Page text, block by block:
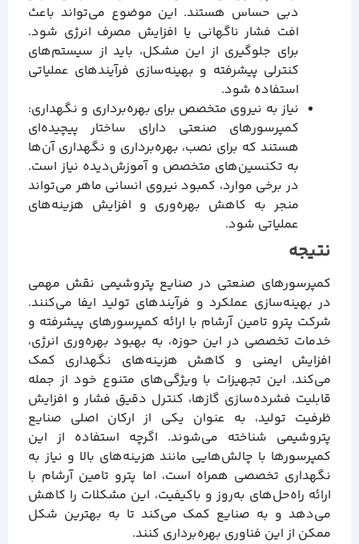
دبی حساس هستند. این موضوع می‌تواند باعث
افت فشار ناگهانی یا افزایش مصرف انرژی شود.
برای جلوگیری از این مشکل، باید از سیستم‌های
کنترلی پیشرفته و بهینه‌سازی فرآیندهای عملیاتی
استفاده شود.
نیاز به نیروی متخصص برای بهره‌برداری و نگهداری:
کمپرسورهای صنعتی دارای ساختار پیچیده‌ای
هستند که برای نصب، بهره‌برداری و نگهداری آن‌ها
به تکنسین‌های متخصص و آموزش‌دیده نیاز است.
در برخی موارد، کمبود نیروی انسانی ماهر می‌تواند
منجر به کاهش بهره‌وری و افزایش هزینه‌های
عملیاتی شود.
نتیجه
کمپرسورهای صنعتی در صنایع پتروشیمی نقش مهمی
در بهینه‌سازی عملکرد و فرآیندهای تولید ایفا می‌کنند.
شرکت پترو تامین آرشام با ارائه کمپرسورهای پیشرفته و
خدمات تخصصی در این حوزه، به بهبود بهره‌وری انرژی،
افزایش ایمنی و کاهش هزینه‌های نگهداری کمک
می‌کند. این تجهیزات با ویژگی‌های متنوع خود از جمله
قابلیت فشرده‌سازی گازها، کنترل دقیق فشار و افزایش
ظرفیت تولید، به عنوان یکی از ارکان اصلی صنایع
پتروشیمی شناخته می‌شوند. اگرچه استفاده از این
کمپرسورها با چالش‌هایی مانند هزینه‌های بالا و نیاز به
نگهداری تخصصی همراه است، اما پترو تامین آرشام با
ارائه راه‌حل‌های به‌روز و باکیفیت، این مشکلات را کاهش
می‌دهد و به صنایع کمک می‌کند تا به بهترین شکل
ممکن از این فناوری بهره‌برداری کنند.